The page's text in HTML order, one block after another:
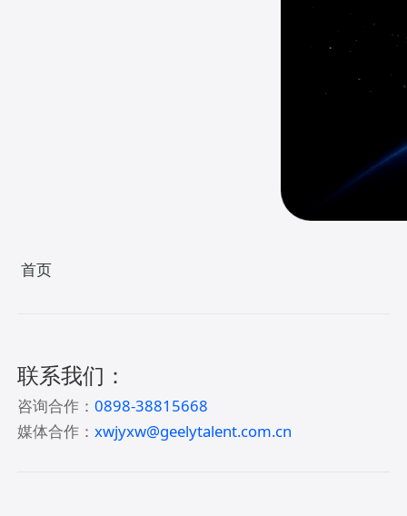
首页
联系我们：
咨询合作：0898-38815668
媒体合作：xwjyxw@geelytalent.com.cn